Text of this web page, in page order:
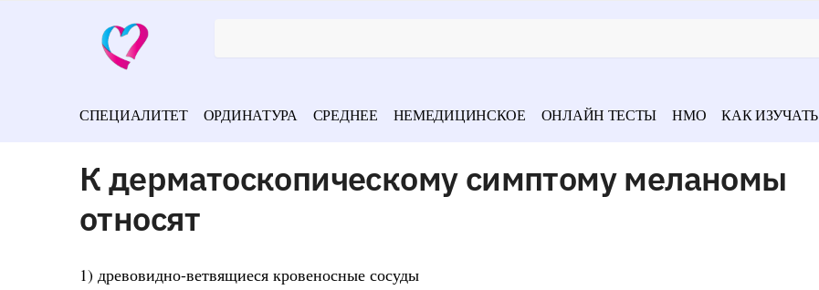
СПЕЦИАЛИТЕТ ОРДИНАТУРА СРЕДНЕЕ НЕМЕДИЦИНСКОЕ ОНЛАЙН ТЕСТЫ НМО КАК ИЗУЧАТЬ
К дерматоскопическому симптому меланомы
относят
1) древовидно-ветвящиеся кровеносные сосуды